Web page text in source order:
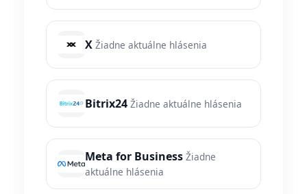
X Žiadne aktuálne hlásenia
Bitrix24 Žiadne aktuálne hlásenia
Meta for Business Žiadne
aktuálne hlásenia